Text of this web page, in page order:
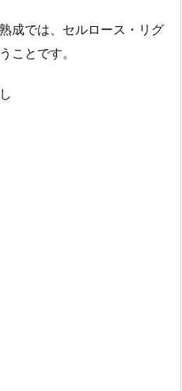
成では、セルロース・リグ
ことです。